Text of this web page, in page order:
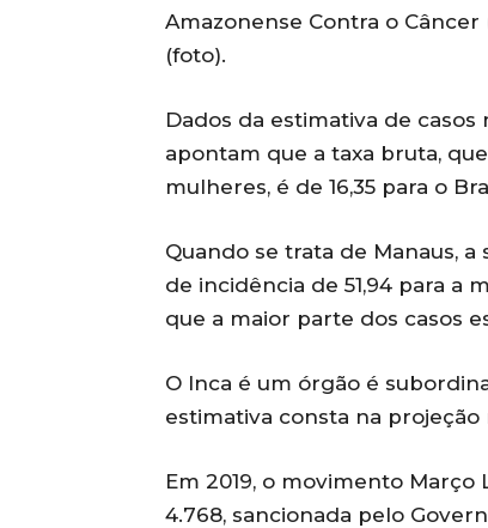
Amazonense Contra o
(foto).
Dados da estimativa de
apontam que a taxa bruta,
mulheres, é de 16,35 para o
Quando se trata de Manaus,
de incidência de 51,94 para a
que a maior parte dos casos
O Inca é um órgão é
estimativa consta na
Em 2019, o movimento Março
4.768, sancionada pelo